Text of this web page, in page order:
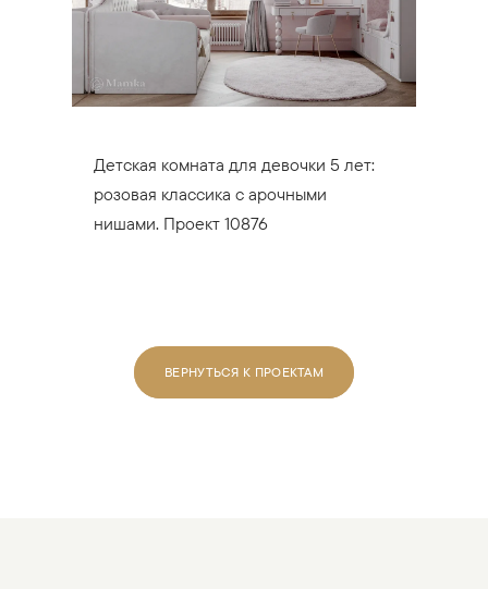
Детская комната для девочки 5 лет:
розовая классика с арочными
нишами. Проект 10876
ВЕРНУТЬСЯ К ПРОЕКТАМ